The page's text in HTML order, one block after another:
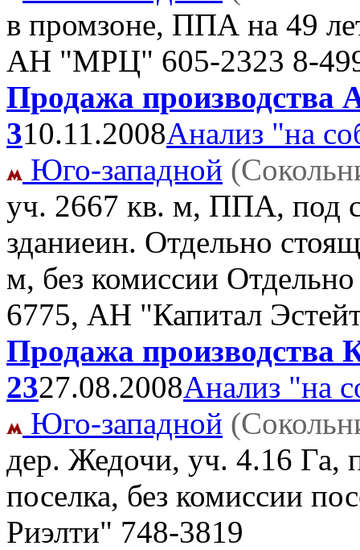
в промзоне, ППА на 49
АН "МРЦ" 605-2323 8-
Продажа производства
310.11.2008Анализ "на
Юго-западной
уч. 2667 кв. м, ППА, под
зданиеин. Отдельно
м, без комиссии
6775, АН "Капитал
Продажа
2327.08.2008Анализ "на
Юго-западной
дер. Жедочи, уч. 4.16 Га,
поселка, без комиссии
Риэлти" 748-3819